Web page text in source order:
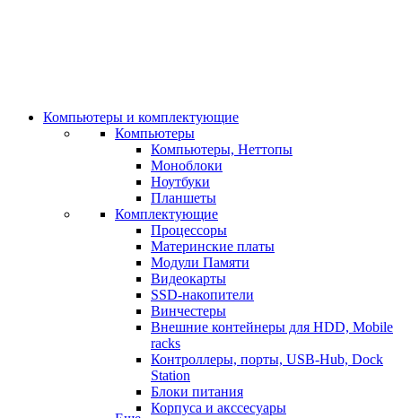
Компьютеры и комплектующие
Компьютеры
Компьютеры, Неттопы
Моноблоки
Ноутбуки
Планшеты
Комплектующие
Процессоры
Материнские платы
Модули Памяти
Видеокарты
SSD-накопители
Винчестеры
Внешние контейнеры для HDD, Mobile
racks
Контроллеры, порты, USB-Hub, Dock
Station
Блоки питания
Корпуса и акссесуары